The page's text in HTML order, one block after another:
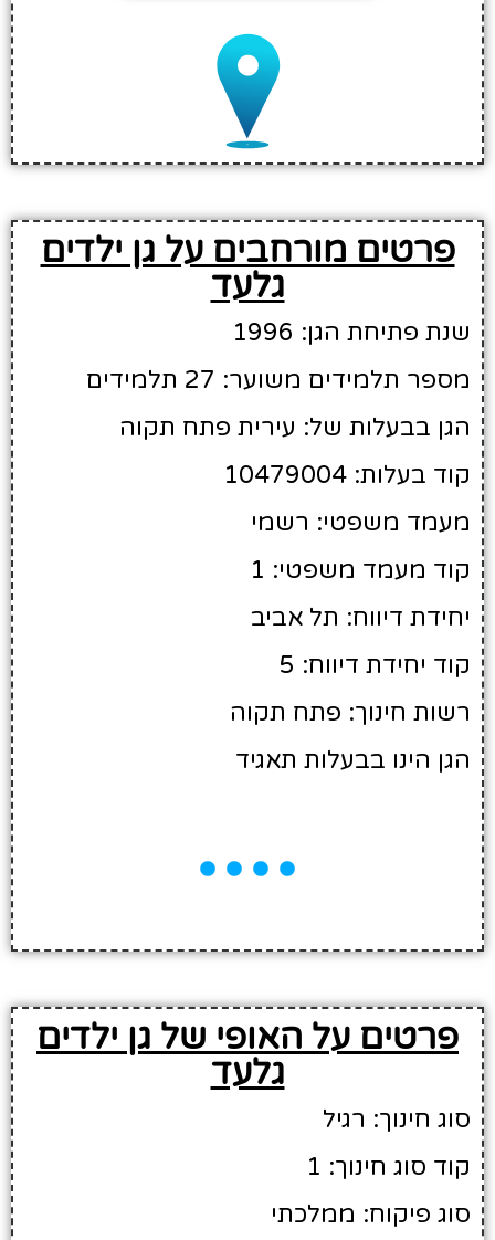
פרטים מורחבים על גן ילדים
גלעד
שנת פתיחת הגן: 1996
מספר תלמידים משוער: 27 תלמידים
הגן בבעלות של: עירית פתח תקוה
קוד בעלות: 10479004
מעמד משפטי: רשמי
קוד מעמד משפטי: 1
יחידת דיווח: תל אביב
קוד יחידת דיווח: 5
רשות חינוך: פתח תקוה
הגן הינו בבעלות תאגיד
פרטים על האופי של גן ילדים
גלעד
סוג חינוך: רגיל
קוד סוג חינוך: 1
סוג פיקוח: ממלכתי